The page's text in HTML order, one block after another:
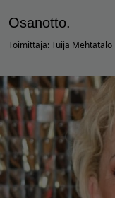
Osanotto.
Toimittaja:Tuija Mehtätalo